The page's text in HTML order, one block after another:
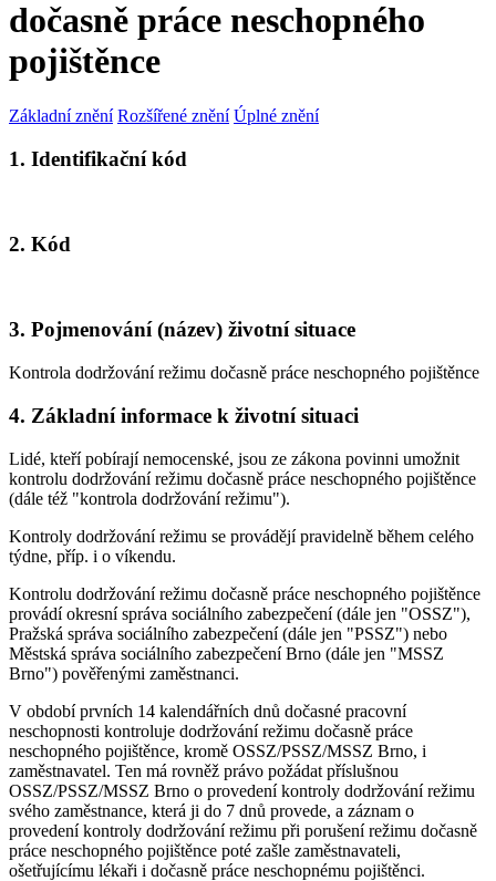
dočasně práce neschopného
pojištěnce
Základní znění Rozšířené znění Úplné znění
1. Identifikační kód
2. Kód
3. Pojmenování (název) životní situace
Kontrola dodržování režimu dočasně práce neschopného pojištěnce
4. Základní informace k životní situaci
Lidé, kteří pobírají nemocenské, jsou ze zákona povinni umožnit
kontrolu dodržování režimu dočasně práce neschopného pojištěnce
(dále též "kontrola dodržování režimu").
Kontroly dodržování režimu se provádějí pravidelně během celého
týdne, příp. i o víkendu.
Kontrolu dodržování režimu dočasně práce neschopného pojištěnce
provádí okresní správa sociálního zabezpečení (dále jen "OSSZ"),
Pražská správa sociálního zabezpečení (dále jen "PSSZ") nebo
Městská správa sociálního zabezpečení Brno (dále jen "MSSZ
Brno") pověřenými zaměstnanci.
V období prvních 14 kalendářních dnů dočasné pracovní
neschopnosti kontroluje dodržování režimu dočasně práce
neschopného pojištěnce, kromě OSSZ/PSSZ/MSSZ Brno, i
zaměstnavatel. Ten má rovněž právo požádat příslušnou
OSSZ/PSSZ/MSSZ Brno o provedení kontroly dodržování režimu
svého zaměstnance, která ji do 7 dnů provede, a záznam o
provedení kontroly dodržování režimu při porušení režimu dočasně
práce neschopného pojištěnce poté zašle zaměstnavateli,
ošetřujícímu lékaři i dočasně práce neschopnému pojištěnci.